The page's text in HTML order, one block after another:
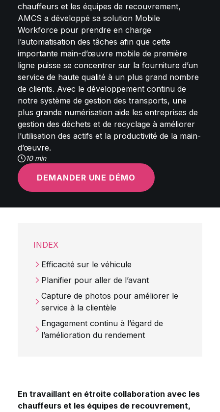
chauffeurs et les équipes de recouvrement,
AMCS a développé sa solution Mobile
Workforce pour prendre en charge
l’automatisation des tâches afin que cette
importante main-d’œuvre mobile de première
ligne puisse se concentrer sur la fourniture d’un
service de haute qualité à un plus grand nombre
de clients. Avec le développement continu de
notre système de gestion des transports, une
plus grande numérisation aide les entreprises de
gestion des déchets et de recyclage à améliorer
l’utilisation des actifs et la productivité de la main-
d’œuvre.
10 min
DEMANDER UNE DÉMO
INDEX
Efficacité sur le véhicule
Planifier pour aller de l’avant
Capture de photos pour améliorer le
service à la clientèle
Engagement continu à l’égard de
l’amélioration du rendement
En travaillant en étroite collaboration avec les
chauffeurs et les équipes de recouvrement,